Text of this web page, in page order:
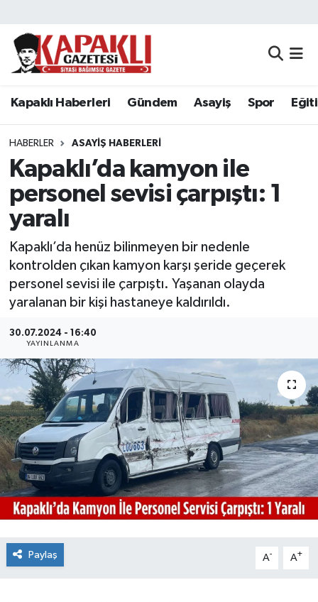
Kapaklı Haberleri Gündem Asayiş Spor
HABERLER ASAYIŞ HABERLERI
Kapaklı’da kamyon ile
personel sevisi çarpıştı: 1
yaralı
Kapaklı’da henüz bilinmeyen bir nedenle
kontrolden çıkan kamyon karşı şeride geçerek
personel sevisi ile çarpıştı. Yaşanan olayda
yaralanan bir kişi hastaneye kaldırıldı.
30.07.2024 - 16:40
YAYINLANMA
Paylaş A- A+
Kapaklı Haberleri
Asayiş
Spor
Eğitim
Resmi Reklamlar
Tekirdağ
Ekonomi
Sağlık
Teknoloji
Yaşam
Tekirdağ Nöbetçi Eczaneler
Tekirdağ Namaz Vakitleri
Tekirdağ Trafik Yoğunluk Haritası
Süper Lig Puan Durumu ve Fikstür
Son Dakika Haberleri
Haber Arşivi